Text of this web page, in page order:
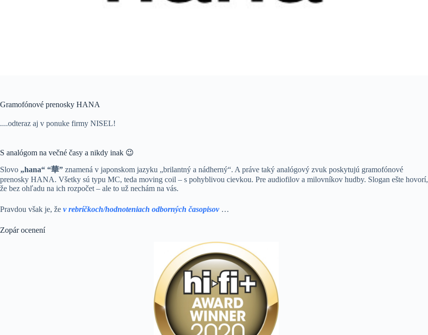
Gramofónové prenosky HANA
....odteraz aj v ponuke firmy NISEL!
S analógom na večné časy a nikdy inak 😉
Slovo „hana“ “華” znamená v japonskom jazyku „brilantný a nádherný“. A práve taký analógový zvuk poskytujú gramofónové
prenosky HANA. Všetky sú typu MC, teda moving coil – s pohyblivou cievkou. Pre audiofilov a milovníkov hudby. Slogan ešte hovorí,
že bez ohľadu na ich rozpočet – ale to už nechám na vás.
Pravdou však je, že v rebríčkoch/hodnoteniach odborných časopisov…
Zopár ocenení